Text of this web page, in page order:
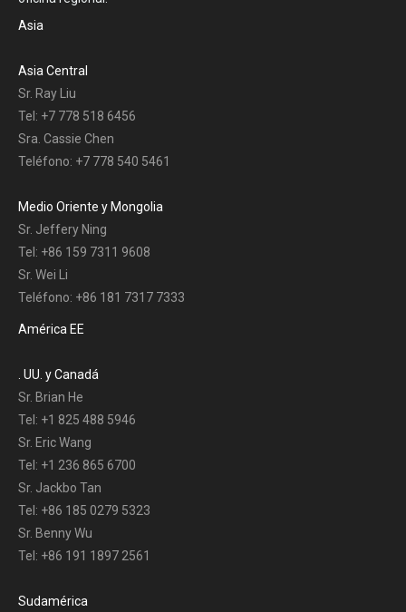
Asia
Asia Central
Sr. Ray Liu
Tel: +7 778 518 6456
Sra. Cassie Chen
Teléfono: +7 778 540 5461
Medio Oriente y Mongolia
Sr. Jeffery Ning
Tel: +86 159 7311 9608
Sr. Wei Li
Teléfono: +86 181 7317 7333
América EE
. UU. y Canadá
Sr. Brian He
Tel: +1 825 488 5946
Sr. Eric Wang
Tel: +1 236 865 6700
Sr. Jackbo Tan
Tel: +86 185 0279 5323
Sr. Benny Wu
Tel: +86 191 1897 2561
Sudamérica